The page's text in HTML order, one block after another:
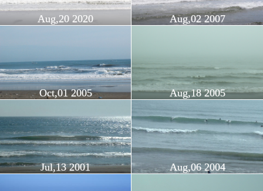
Aug,20 2020 Aug,02 2007
Oct,01 2005 Aug,18 2005
Jul,13 2001 Aug,06 2004